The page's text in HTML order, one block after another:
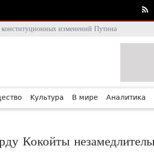
конституционных изменений Путина
Культура В мире Аналитика
Кокойты